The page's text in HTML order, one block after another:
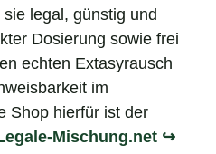
legal, günstig und
Dosierung sowie frei
echten Extasyrausch
im
Shop hierfür ist der
Mischung.net ↪